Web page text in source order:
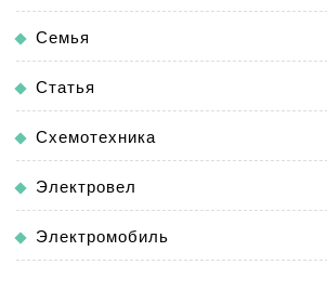
Семья
Статья
Схемотехника
Электровел
Электромобиль